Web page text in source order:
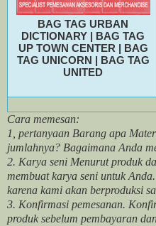
BAG TAG URBAN
DICTIONARY
BAG TAG
UP TOWN CENTER|
BAG
TAG UNICORN
BAG TAG
UNITED
Cara memesan:
1, pertanyaan Barang apa
jumlahnya? Bagaimana Anda
2. Karya seni Menurut produk
membuat karya seni untuk
karena kami akan berproduksi
3. Konfirmasi pemesanan.
produk sebelum pembayaran